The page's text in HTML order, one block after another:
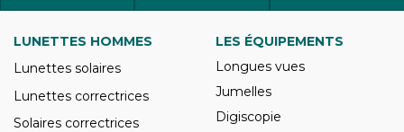
LUNETTES HOMMES
Lunettes solaires
Lunettes correctrices
Solaires correctrices
LES ÉQUIPEMENTS
Longues vues
Jumelles
Digiscopie